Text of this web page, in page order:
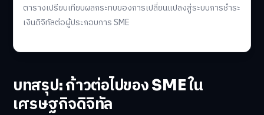
ตารางเปรียบเทียบผลกระทบของการเปลี่ยนแปลงสู่ระบบการชำระ
เงินดิจิทัลต่อผู้ประกอบการ SME
บทสรุป: ก้าวต่อไปของ SME ใน
เศรษฐกิจดิจิทัล